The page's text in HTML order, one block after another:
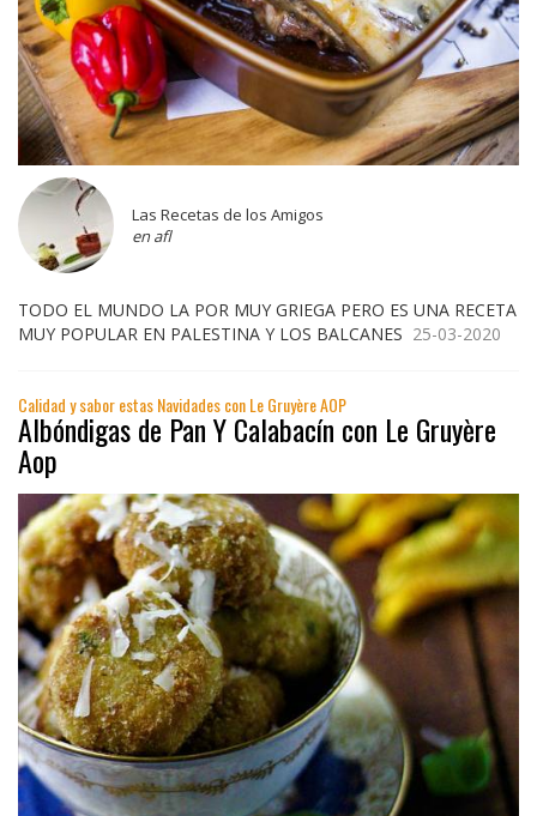
Las Recetas de los Amigos
en afl
TODO EL MUNDO LA POR MUY GRIEGA PERO ES UNA RECETA
MUY POPULAR EN PALESTINA Y LOS BALCANES 25-03-2020
Calidad y sabor estas Navidades con Le Gruyère AOP
Albóndigas de Pan Y Calabacín con Le Gruyère
Aop